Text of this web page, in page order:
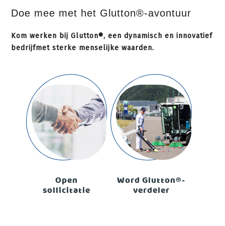
Doe mee met het Glutton®-avontuur
Kom werken bij Glutton®, een dynamisch en innovatief
bedrijfmet sterke menselijke waarden.
Open
sollicitatie
Word Glutton®-
verdeler